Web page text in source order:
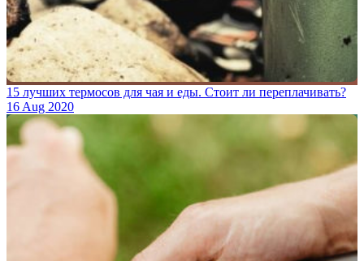
15 лучших термосов для чая и еды. Стоит ли переплачивать?
16 Aug 2020